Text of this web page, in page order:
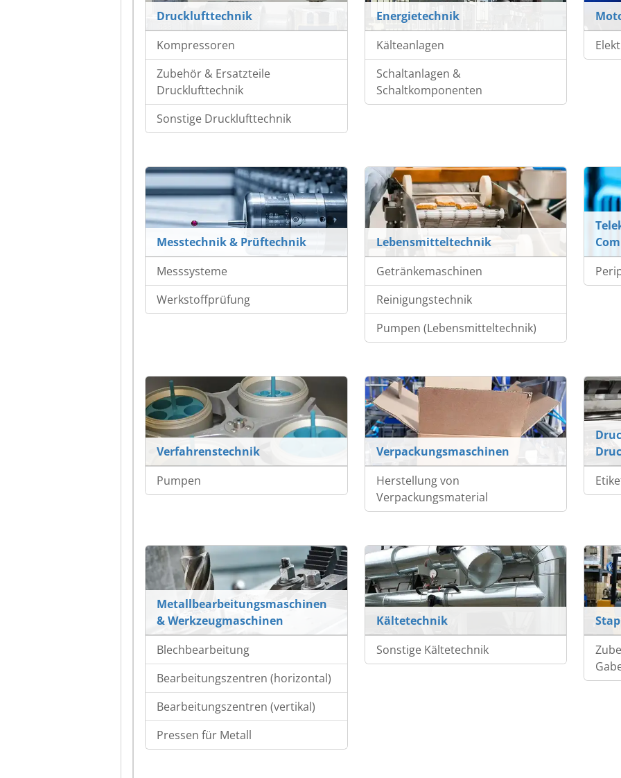
Drucklufttechnik
Kompressoren
Zubehör & Ersatzteile
Drucklufttechnik
Sonstige Drucklufttechnik
Energietechnik
Kälteanlagen
Schaltanlagen &
Schaltkomponenten
Messtechnik & Prüftechnik
Messsysteme
Werkstoffprüfung
Lebensmitteltechnik
Getränkemaschinen
Reinigungstechnik
Pumpen (Lebensmitteltechnik)
Verfahrenstechnik
Pumpen
Verpackungsmaschinen
Herstellung von
Verpackungsmaterial
Metallbearbeitungsmaschinen
& Werkzeugmaschinen
Blechbearbeitung
Bearbeitungszentren (horizontal)
Bearbeitungszentren (vertikal)
Pressen für Metall
Kältetechnik
Sonstige Kältetechnik